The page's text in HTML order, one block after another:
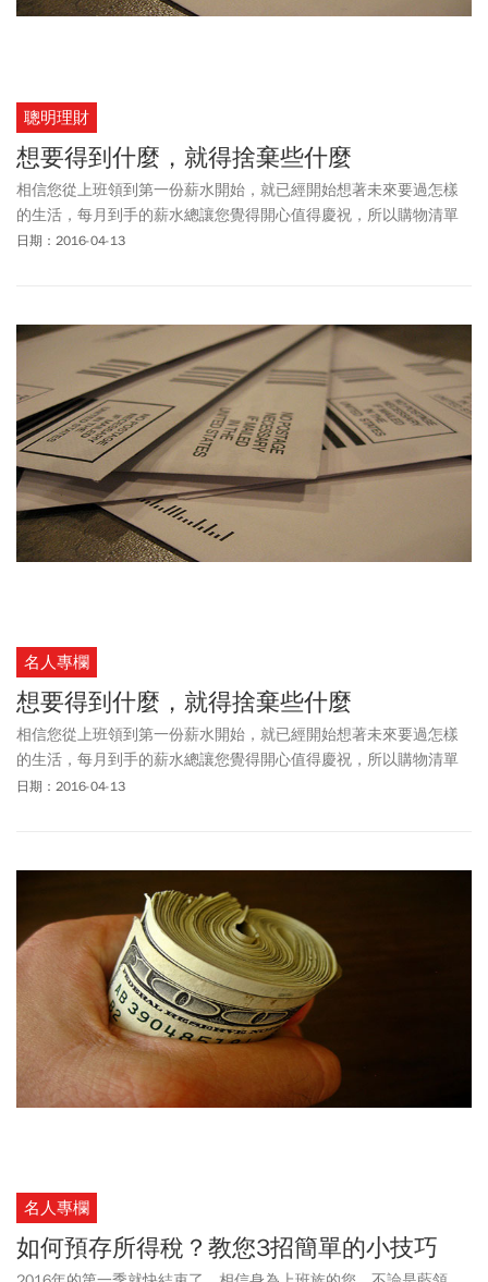
聰明理財
想要得到什麼，就得捨棄些什麼
相信您從上班領到第一份薪水開始，就已經開始想著未來要過怎樣
的生活，每月到手的薪水總讓您覺得開心值得慶祝，所以購物清單
上永遠都是長長的待買品項。覺得現金購買太慢，所以辦了信用
日期：2016-04-13
名人專欄
想要得到什麼，就得捨棄些什麼
相信您從上班領到第一份薪水開始，就已經開始想著未來要過怎樣
的生活，每月到手的薪水總讓您覺得開心值得慶祝，所以購物清單
上永遠都是長長的待買品項。覺得現金購買太慢，所以辦了信用
日期：2016-04-13
名人專欄
如何預存所得稅？教您3招簡單的小技巧